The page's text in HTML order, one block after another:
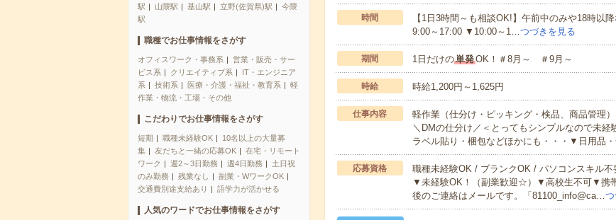
駅
山隈駅 基山駅 立野(佐賀県)駅
今隈
駅
職種でお仕事情報をさがす
オフィスワーク・事務系
営業・販売・サー
ビス系
クリエイティブ系
IT・エンジニア
系
技術系 医療・介護・福祉・教育系
軽
作業・物流・工場・その他
こだわりでお仕事情報をさがす
短期 職種未経験OK
10名以上の大量募
集
友だちと一緒の応募OK
在宅・リモート
ワーク
週2～3日勤務 週4日勤務
土日祝
のみ勤務
残業なし
副業・WワークOK
交通費別途支給あり
語学力が活かせる
人気のワードでお仕事情報をさがす
時間
【1日3時間～も相談OK!】午前中のみや18時
9:00～17:00 ▼10:00～1…つづきを見る
期間 1日だけの単発OK！＃8月～ ＃9月～
時給 時給1,200円～1,625円
仕事内容
軽作業（仕分け・ピッキング・検品、商品管理）
＼DMの仕分け／＜とってもシンプルなので未
ラベル貼り・梱包などほかにも・・・▼日用品
応募資格
職種未経験OK / ブランクOK / パソコンスキル
▼未経験OK！（副業歓迎☆）▼高校生不可▼携
後のご連絡はメールです。「81100_info@ca…